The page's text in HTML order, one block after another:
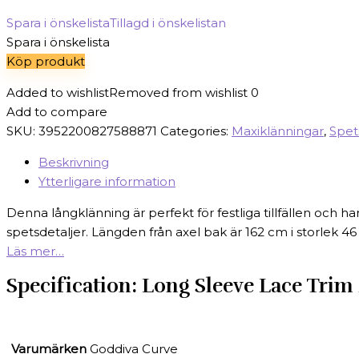
Spara i önskelistaTillagd i önskelistan
Spara i önskelista
Köp produkt
Added to wishlistRemoved from wishlist 0
Add to compare
SKU: 3952200827588871 Categories: Maxiklänningar,
Beskrivning
Ytterligare information
Denna långklänning är perfekt för festliga tillfällen och
spetsdetaljer. Längden från axel bak är 162 cm i storlek
Läs mer…
Specification: Long Sleeve Lace
Varumärken Goddiva Curve